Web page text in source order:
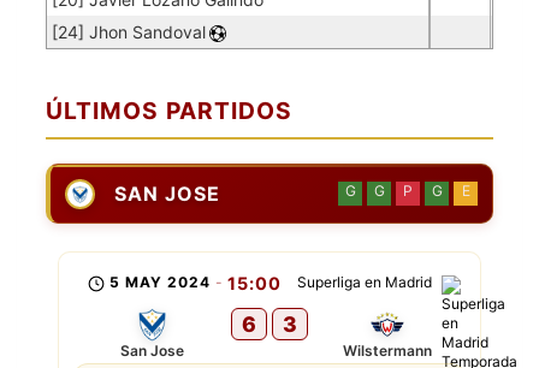
[24] Jhon Sandoval
ÚLTIMOS PARTIDOS
SAN JOSE G G P G E
Superliga en Madrid
5 MAY 2024 - 15:00
San Jose
6 3
Wilstermann